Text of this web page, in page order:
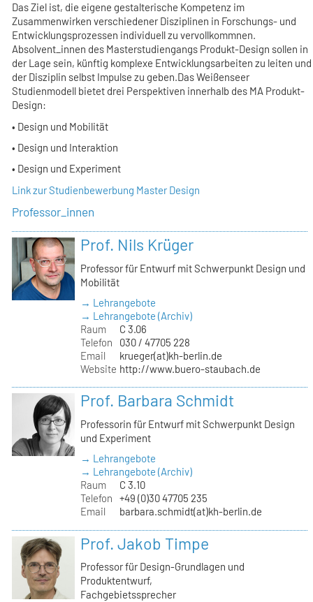
Das Ziel ist, die eigene gestalterische Kompetenz im
Zusammenwirken verschiedener Disziplinen in Forschungs- und
Entwicklungsprozessen individuell zu vervollkommnen.
Absolvent_innen des Masterstudiengangs Produkt-Design sollen in
der Lage sein, künftig komplexe Entwicklungsarbeiten zu leiten und
der Disziplin selbst Impulse zu geben.Das Weißenseer
Studienmodell bietet drei Perspektiven innerhalb des MA Produkt-
Design:
• Design und Mobilität
• Design und Interaktion
• Design und Experiment
Link zur Studienbewerbung Master Design
Professor_innen
Prof. Nils Krüger
Professor für Entwurf mit Schwerpunkt Design und
Mobilität
→ Lehrangebote
→ Lehrangebote (Archiv)
Raum
C 3.06
Telefon
030 / 47705 228
Email
krueger(at)kh-berlin.de
Website http://www.buero-staubach.de
Prof. Barbara Schmidt
Professorin für Entwurf mit Schwerpunkt Design
und Experiment
→ Lehrangebote
→ Lehrangebote (Archiv)
Raum
C 3.10
Telefon
+49 (0)30 47705 235
Email
barbara.schmidt(at)kh-berlin.de
Prof. Jakob Timpe
Professor für Design-Grundlagen und
Produktentwurf,
Fachgebietssprecher